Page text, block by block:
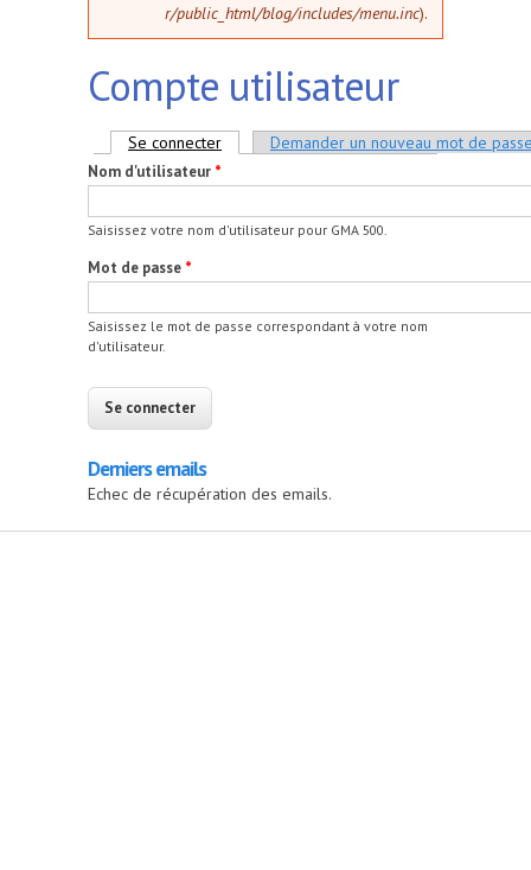
r/public_html/blog/includes/menu.inc).
Compte utilisateur
Onglets principaux
Se connecter (onglet actif)Demander un nouveau mot de
Nom d'utilisateur *
Saisissez votre nom d'utilisateur pour GMA 500.
Mot de passe *
Saisissez le mot de passe correspondant à votre nom
d'utilisateur.
Derniers emails
Echec de récupération des emails.